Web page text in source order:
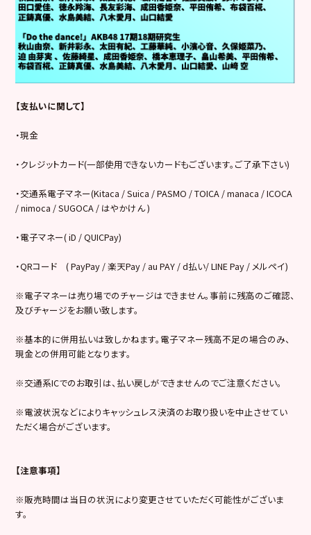
【支払いに関して】
・現金
・クレジットカード(一部使用できないカードもございます。ご了承下さい)
・交通系電子マネー(Kitaca / Suica / PASMO / TOICA / manaca / ICOCA
/ nimoca / SUGOCA / はやかけん )
・電子マネー( iD / QUICPay)
・QRコード ( PayPay / 楽天Pay / au PAY / d払い/ LINE Pay / メルペイ)
※電子マネーは売り場でのチャージはできません。事前に残高のご確認、
及びチャージをお願い致します。
※基本的に併用払いは致しかねます。電子マネー残高不足の場合のみ、
現金との併用可能となります。
※交通系ICでのお取引は、払い戻しができませんのでご注意ください。
※電波状況などによりキャッシュレス決済のお取り扱いを中止させてい
ただく場合がございます。
【注意事項】
※販売時間は当日の状況により変更させていただく可能性がございま
す。